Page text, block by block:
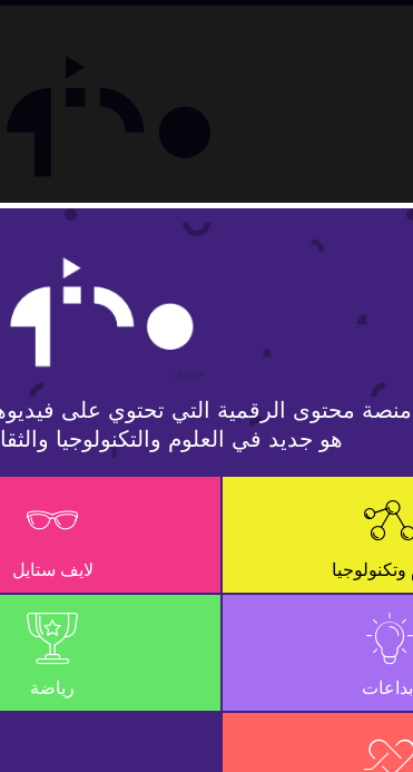
محتوى الرقمية التي تحتوي على
هو جديد في العلوم والتكنولوجيا
لايف ستايل
إبداعات رياضة